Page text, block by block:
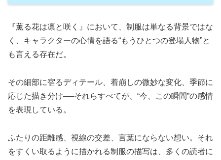
『薫る花は凛と咲く』において、制服は単なる背景ではな
く、キャラクターの心情を語る“もうひとつの登場人物”と
も言える存在だ。
その細部に宿るディテール、着崩しの微妙な変化、季節に
応じた描き分け──それらすべてが、“今、この瞬間”の感情
を表現している。
ふたりの距離感、視線の交差、言葉にならない想い。それ
をすくい取るように描かれる制服の描写は、多くの読者に